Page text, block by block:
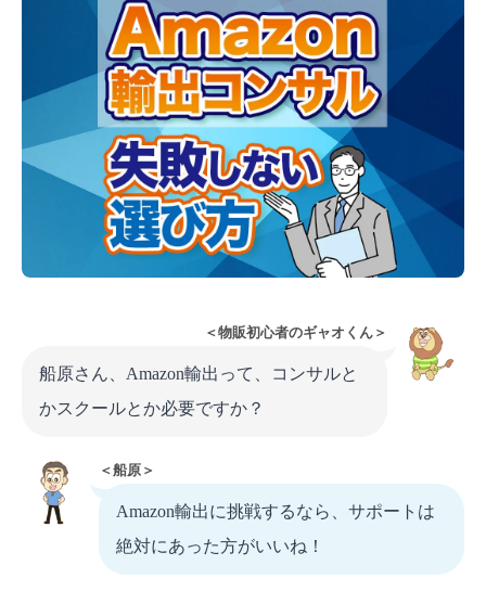
＜物販初心者のギャオくん＞
船原さん、Amazon輸出って、コンサルと
かスクールとか必要ですか？
＜船原＞
Amazon輸出に挑戦するなら、サポートは
絶対にあった方がいいね！